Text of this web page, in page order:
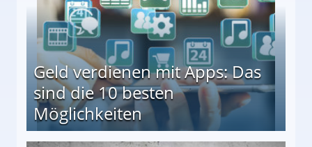
Geld verdienen mit Apps: Das
sind die 10 besten
Möglichkeiten
besten Möglichkeiten